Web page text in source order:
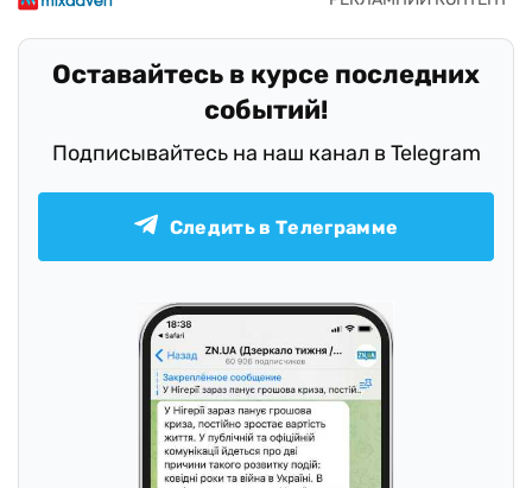
Оставайтесь в курсе последних
событий!
Подписывайтесь на наш канал в Telegram
Следить в Телеграмме